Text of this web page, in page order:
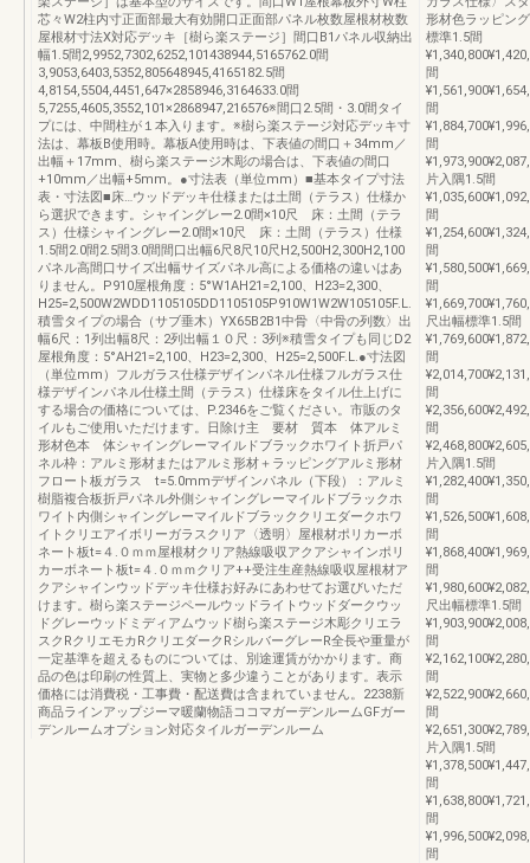
芯々W2柱内寸正面部最大有効開口正面部パネル枚数屋根材枚数
屋根材寸法X対応デッキ［樹ら楽ステージ］間口B1パネル収納出
幅1.5間2,9952,7302,6252,101438944,5165762.0間
3,9053,6403,5352,805648945,4165182.5間
4,8154,5504,4451,647×2858946,3164633.0間
5,7255,4605,3552,101×2868947,216576※間口2.5間・3.0間タイ
プには、中間柱が１本入ります。※樹ら楽ステージ対応デッキ寸
法は、幕板B使用時。幕板A使用時は、下表値の間口＋34mm／
出幅＋17mm、樹ら楽ステージ木彫の場合は、下表値の間口
+10mm／出幅+5mm。●寸法表（単位mm）■基本タイプ寸法
表・寸法図■床…ウッドデッキ仕様または土間（テラス）仕様か
ら選択できます。シャイングレー2.0間×10尺 床：土間（テラ
ス）仕様シャイングレー2.0間×10尺 床：土間（テラス）仕様
1.5間2.0間2.5間3.0間間口出幅6尺8尺10尺H2,500H2,300H2,100
パネル高間口サイズ出幅サイズパネル高による価格の違いはあ
りません。P910屋根角度：5°W1AH21=2,100、H23=2,300、
H25=2,500W2WDD1105105DD1105105P910W1W2W105105F.L.
積雪タイプの場合（サブ垂木）YX65B2B1中骨〈中骨の列数〉出
幅6尺：1列出幅8尺：2列出幅１０尺：3列※積雪タイプも同じD2
屋根角度：5°AH21=2,100、H23=2,300、H25=2,500F.L.●寸法図
（単位mm）フルガラス仕様デザインパネル仕様フルガラス仕
様デザインパネル仕様土間（テラス）仕様床をタイル仕上げに
する場合の価格については、P.2346をご覧ください。市販のタ
イルもご使用いただけます。日除け主 要材 質本 体アルミ
形材色本 体シャイングレーマイルドブラックホワイト折戸パ
ネル枠：アルミ形材またはアルミ形材＋ラッピングアルミ形材
フロート板ガラス t=5.0mmデザインパネル（下段）：アルミ
樹脂複合板折戸パネル外側シャイングレーマイルドブラックホ
ワイト内側シャイングレーマイルドブラッククリエダークホワ
イトクリエアイボリーガラスクリア〈透明〉屋根材ポリカーボ
ネート板t=４.０ｍｍ屋根材クリア熱線吸収アクアシャインポリ
カーボネート板t=４.０ｍｍクリア++受注生産熱線吸収屋根材ア
クアシャインウッドデッキ仕様お好みにあわせてお選びいただ
けます。樹ら楽ステージペールウッドライトウッドダークウッ
ドグレーウッドミディアムウッド樹ら楽ステージ木彫クリエラ
スクRクリエモカRクリエダークRシルバーグレーR全長や重量が
一定基準を超えるものについては、別途運賃がかかります。商
品の色は印刷の性質上、実物と多少違うことがあります。表示
価格には消費税・工事費・配送費は含まれていません。2238新
商品ラインアップジーマ暖蘭物語ココマガーデンルームGFガー
デンルームオプション対応タイルガーデンルーム
形材色ラッピン
標準1.5間
間
間
間
片入隅1.5間
間
間
間
尺出幅標準1.5間
間
間
間
片入隅1.5間
間
間
間
尺出幅標準1.5間
間
間
間
片入隅1.5間
間
間
間